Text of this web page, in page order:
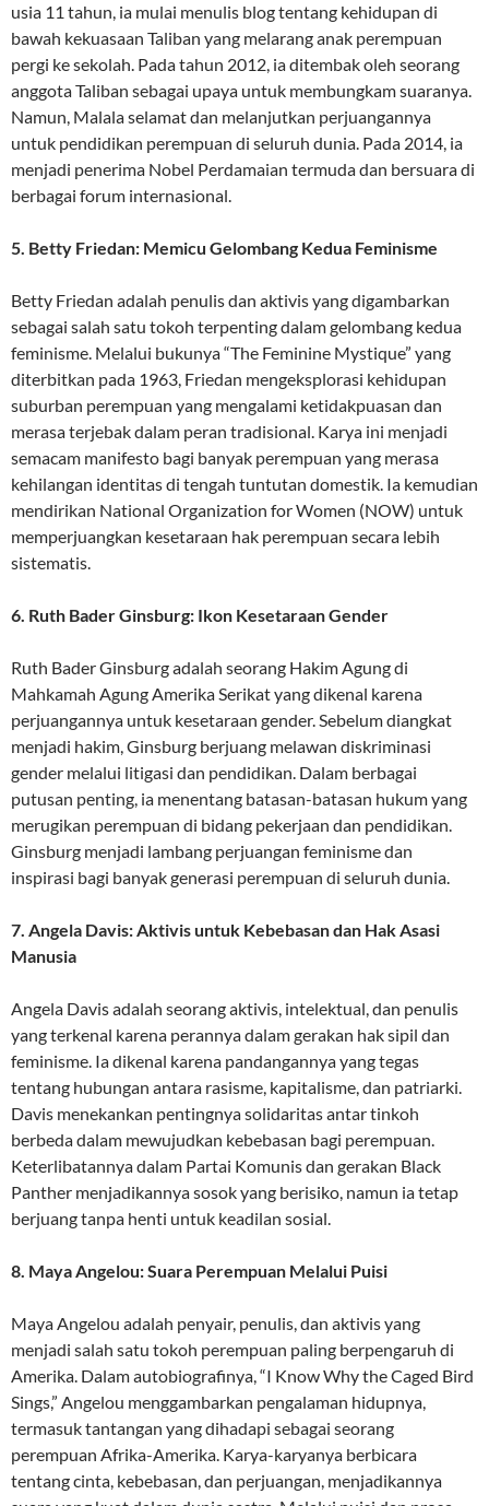
usia 11 tahun, ia mulai menulis blog tentang kehidupan di
bawah kekuasaan Taliban yang melarang anak perempuan
pergi ke sekolah. Pada tahun 2012, ia ditembak oleh seorang
anggota Taliban sebagai upaya untuk membungkam suaranya.
Namun, Malala selamat dan melanjutkan perjuangannya
untuk pendidikan perempuan di seluruh dunia. Pada 2014, ia
menjadi penerima Nobel Perdamaian termuda dan bersuara di
berbagai forum internasional.
5. Betty Friedan: Memicu Gelombang Kedua Feminisme
Betty Friedan adalah penulis dan aktivis yang digambarkan
sebagai salah satu tokoh terpenting dalam gelombang kedua
feminisme. Melalui bukunya “The Feminine Mystique” yang
diterbitkan pada 1963, Friedan mengeksplorasi kehidupan
suburban perempuan yang mengalami ketidakpuasan dan
merasa terjebak dalam peran tradisional. Karya ini menjadi
semacam manifesto bagi banyak perempuan yang merasa
kehilangan identitas di tengah tuntutan domestik. Ia kemudian
mendirikan National Organization for Women (NOW) untuk
memperjuangkan kesetaraan hak perempuan secara lebih
sistematis.
6. Ruth Bader Ginsburg: Ikon Kesetaraan Gender
Ruth Bader Ginsburg adalah seorang Hakim Agung di
Mahkamah Agung Amerika Serikat yang dikenal karena
perjuangannya untuk kesetaraan gender. Sebelum diangkat
menjadi hakim, Ginsburg berjuang melawan diskriminasi
gender melalui litigasi dan pendidikan. Dalam berbagai
putusan penting, ia menentang batasan-batasan hukum yang
merugikan perempuan di bidang pekerjaan dan pendidikan.
Ginsburg menjadi lambang perjuangan feminisme dan
inspirasi bagi banyak generasi perempuan di seluruh dunia.
7. Angela Davis: Aktivis untuk Kebebasan dan Hak Asasi
Manusia
Angela Davis adalah seorang aktivis, intelektual, dan penulis
yang terkenal karena perannya dalam gerakan hak sipil dan
feminisme. Ia dikenal karena pandangannya yang tegas
tentang hubungan antara rasisme, kapitalisme, dan patriarki.
Davis menekankan pentingnya solidaritas antar tinkoh
berbeda dalam mewujudkan kebebasan bagi perempuan.
Keterlibatannya dalam Partai Komunis dan gerakan Black
Panther menjadikannya sosok yang berisiko, namun ia tetap
berjuang tanpa henti untuk keadilan sosial.
8. Maya Angelou: Suara Perempuan Melalui Puisi
Maya Angelou adalah penyair, penulis, dan aktivis yang
menjadi salah satu tokoh perempuan paling berpengaruh di
Amerika. Dalam autobiografinya, “I Know Why the Caged Bird
Sings,” Angelou menggambarkan pengalaman hidupnya,
termasuk tantangan yang dihadapi sebagai seorang
perempuan Afrika-Amerika. Karya-karyanya berbicara
tentang cinta, kebebasan, dan perjuangan, menjadikannya